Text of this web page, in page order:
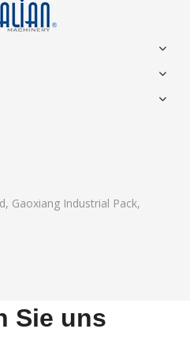
Gaoxiang Industrial Pack,
Sie uns